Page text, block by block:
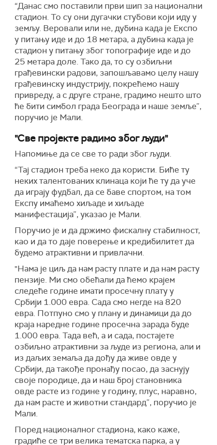
“Данас смо поставили први шип за национални
стадион. То су они дугачки стубови који иду у
земљу. Веровали или не, дубина када је Експо
у питању иде и до 18 метара, а дубина када је
стадион у питању због топографије иде и до
25 метара доле. Тако да, то су озбиљни
грађевински радови, запошљавамо целу нашу
грађевинску индустрију, покрећемо нашу
привреду, а с друге стране, градимо нешто што
ће бити симбол града Београда и наше земље”,
поручио је Мали.
"Све пројекте радимо због људи"
Напомиње да се све то ради због људи.
“Тај стадион треба неко да користи. Биће ту
неких талентованих клинаца који ће ту да уче
да играју фудбал, да се баве спортом, на том
Експу имаћемо хиљаде и хиљаде
манифестација”, указао је Мали.
Поручио је и да држимо фискалну стабилност,
као и да то даје поверење и кредибилитет да
будемо атрактивни и привлачни.
"Нама је циљ да нам расту плате и да нам расту
пензије. Ми смо обећали да ћемо крајем
следеће године имати просечну плату у
Србији 1.000 евра. Сада смо негде на 820
евра. Потпуно смо у плану и динамици да до
краја наредне године просечна зарада буде
1.000 евра. Тада већ, а и сада, постајете
озбиљно атрактивни за људе из региона, али и
из даљих земаља да дођу да живе овде у
Србији, да такође пронађу посао, да заснују
своје породице, да и наш број становника
овде расте из године у годину, плус, наравно,
да нам расте и животни стандард”, поручио је
Мали.
Поред националног стадиона, како каже,
градиће се три велика тематска парка, а у